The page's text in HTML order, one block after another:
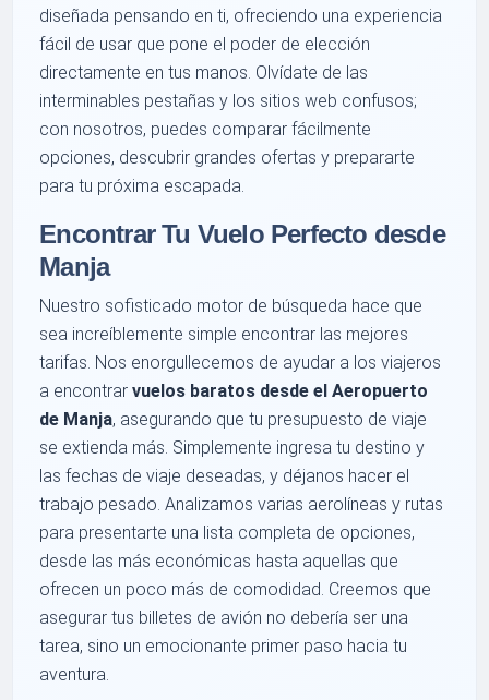
diseñada pensando en ti, ofreciendo una experiencia
fácil de usar que pone el poder de elección
directamente en tus manos. Olvídate de las
interminables pestañas y los sitios web confusos;
con nosotros, puedes comparar fácilmente
opciones, descubrir grandes ofertas y prepararte
para tu próxima escapada.
Encontrar Tu Vuelo Perfecto desde
Manja
Nuestro sofisticado motor de búsqueda hace que
sea increíblemente simple encontrar las mejores
tarifas. Nos enorgullecemos de ayudar a los viajeros
a encontrarvuelos baratos desde el Aeropuerto
de Manja, asegurando que tu presupuesto de viaje
se extienda más. Simplemente ingresa tu destino y
las fechas de viaje deseadas, y déjanos hacer el
trabajo pesado. Analizamos varias aerolíneas y rutas
para presentarte una lista completa de opciones,
desde las más económicas hasta aquellas que
ofrecen un poco más de comodidad. Creemos que
asegurar tus billetes de avión no debería ser una
tarea, sino un emocionante primer paso hacia tu
aventura.